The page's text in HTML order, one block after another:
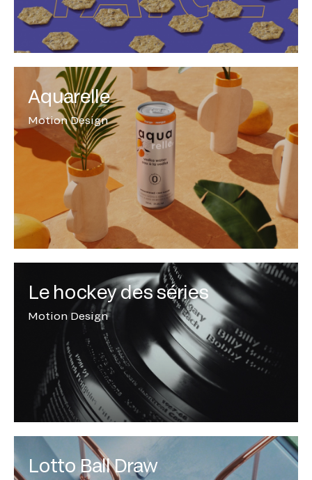
Aquarelle
Motion Design
Le hockey des séries
Motion Design
Lotto Ball Draw